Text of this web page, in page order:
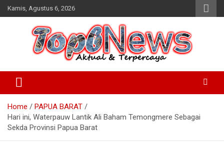
Skip
to
Kamis, Agustus 6, 2026
Home
PAPUA BARAT
Hari ini, Waterpauw Lantik Ali Baham Temongmere Sebagai
Sekda Provinsi Papua Barat